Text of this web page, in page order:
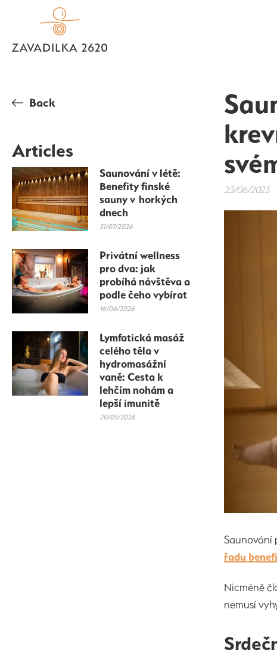
Back
Articles
Saunování v létě:
Benefity finské
sauny v horkých
dnech
31/07/2026
Privátní wellness
pro dva: jak
probíhá návštěva a
podle čeho vybírat
16/06/2026
Lymfatická masáž
celého těla v
hydromasážní
vaně: Cesta k
lehčím nohám a
lepší imunitě
20/05/2026
23/06/2023
Saunování
řadu
Nicméně
nemusí